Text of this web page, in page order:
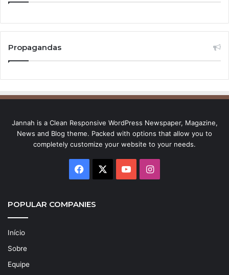
Propagandas
Jannah is a Clean Responsive WordPress Newspaper, Magazine,
News and Blog theme. Packed with options that allow you to
completely customize your website to your needs.
Facebook YouTubeInstagram
POPULAR COMPANIES
Início
Sobre
Equipe